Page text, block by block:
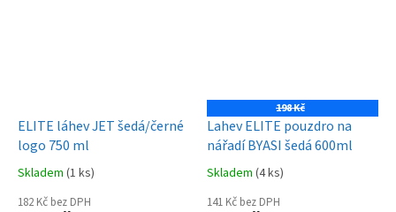
ELITE láhev JET šedá/černé
logo 750 ml
Skladem (1 ks)
182 Kč bez DPH
198 Kč
Lahev ELITE pouzdro na
nářadí BYASI šedá 600ml
Skladem (4 ks)
141 Kč bez DPH